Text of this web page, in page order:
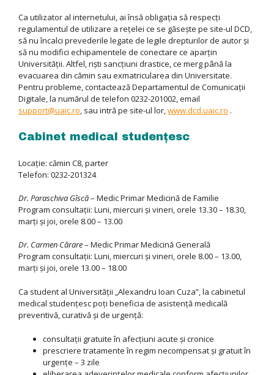
Ca utilizator al internetului, ai însă obligaţia să respecţi
regulamentul de utilizare a reţelei ce se găseşte pe site-ul DCD,
să nu încalci prevederile legate de legile drepturilor de autor şi
să nu modifici echipamentele de conectare ce aparţin
Universităţii. Altfel, rişti sancţiuni drastice, ce merg până la
evacuarea din cămin sau exmatricularea din Universitate.
Pentru probleme, contactează Departamentul de Comunicaţii
Digitale, la numărul de telefon 0232-201002, email
support@uaic.ro, sau intră pe site-ul lor,www.dcd.uaic.ro .
Cabinet medical studenţesc
Locaţie: cămin C8, parter
Telefon: 0232-201324
Dr. Paraschiva Gîscă– Medic Primar Medicină de Familie
Program consultaţii: Luni, miercuri şi vineri, orele 13.30 – 18.30,
marţi şi joi, orele 8.00 – 13.00
Dr. Carmen Cărare– Medic Primar Medicină Generală
Program consultaţii: Luni, miercuri şi vineri, orele 8.00 – 13.00,
marţi şi joi, orele 13.00 – 18.00
Ca student al Universităţii „Alexandru Ioan Cuza”, la cabinetul
medical studenţesc poţi beneficia de asistenţă medicală
preventivă, curativă şi de urgenţă:
consultaţii gratuite în afecţiuni acute şi cronice
prescriere tratamente în regim necompensat şi gratuit în
urgenţe – 3 zile